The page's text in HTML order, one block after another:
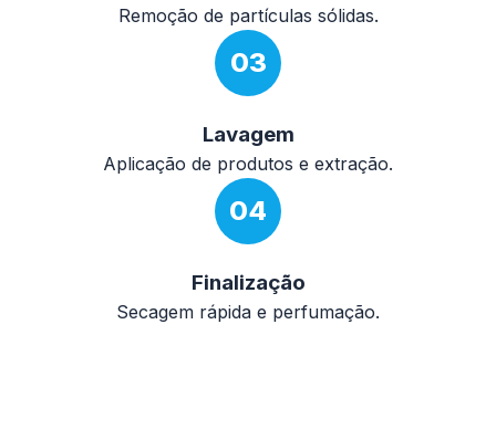
Remoção de partículas sólidas.
03
Lavagem
Aplicação de produtos e extração.
04
Finalização
Secagem rápida e perfumação.